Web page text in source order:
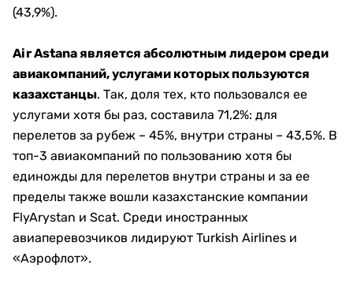
(43,9%).
Air Astana является абсолютным лидером среди
авиакомпаний, услугами которых пользуются
казахстанцы. Так, доля тех, кто пользовался ее
услугами хотя бы раз, составила 71,2%: для
перелетов за рубеж – 45%, внутри страны – 43,5%. В
топ-3 авиакомпаний по пользованию хотя бы
единожды для перелетов внутри страны и за ее
пределы также вошли казахстанские компании
FlyArystan и Scat. Среди иностранных
авиаперевозчиков лидируют Turkish Airlines и
«Аэрофлот».